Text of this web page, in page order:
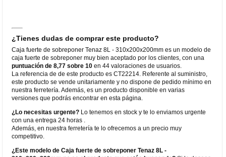
¿Tienes dudas de comprar este producto?
Caja fuerte de sobreponer Tenaz 8L - 310x200x200mm es un modelo de
caja fuerte de sobreponer muy bien aceptado por los clientes, con una
puntuación de 8,77 sobre 10 en 44 valoraciones de usuarios.
La referencia de de este producto es CT22214. Referente al suministro,
este producto se vende unitariamente y no dispone de pedido mínimo en
nuestra ferretería. Además, es un producto disponible en varias
versiones que podrás encontrar en esta página.
¿Lo necesitas urgente? Lo tenemos en stock y te lo enviamos urgente
con una entrega 24 horas .
Además, en nuestra ferretería te lo ofrecemos a un precio muy
competitivo.
¿Este modelo de Caja fuerte de sobreponer Tenaz 8L -